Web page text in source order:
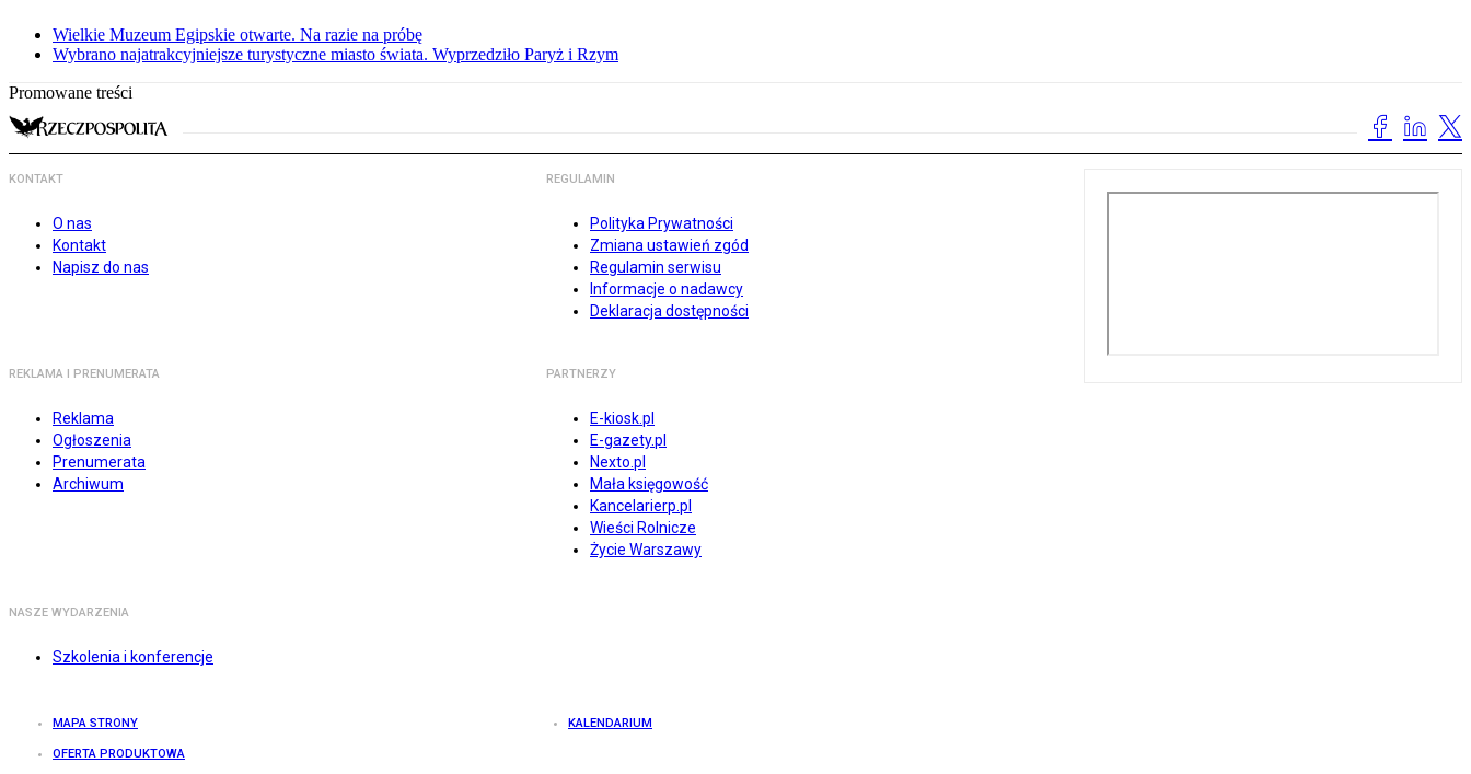
Wielkie Muzeum Egipskie otwarte. Na razie na próbę
Wybrano najatrakcyjniejsze turystyczne miasto świata. Wyprzedziło Paryż i Rzym
Promowane treści
KONTAKT
O nas
Kontakt
Napisz do nas
REGULAMIN
Polityka Prywatności
Zmiana ustawień zgód
Regulamin serwisu
Informacje o nadawcy
Deklaracja dostępności
REKLAMA I PRENUMERATA
Reklama
Ogłoszenia
Prenumerata
Archiwum
PARTNERZY
E-kiosk.pl
E-gazety.pl
Nexto.pl
Mała księgowość
Kancelarierp.pl
Wieści Rolnicze
Życie Warszawy
NASZE WYDARZENIA
Szkolenia i konferencje
MAPA STRONY KALENDARIUM
OFERTA PRODUKTOWA